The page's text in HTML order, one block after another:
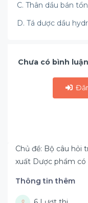
C. Thân dầu bán
D. Tá dược dầu
Chưa có bình luận
Chủ đề: Bộ câu hỏi
xuất Dược phẩm có
Thông tin thêm